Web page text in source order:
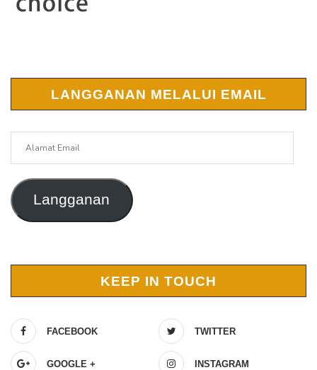
LANGGANAN MELALUI EMAIL
Langganan
KEEP IN TOUCH
FACEBOOK TWITTER
GOOGLE + INSTAGRAM